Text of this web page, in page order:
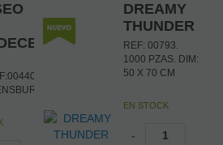
DREAMY
THUNDER
REF: 00793.
1000 PZAS. DIM:
50 X 70 CM
EN STOCK
-